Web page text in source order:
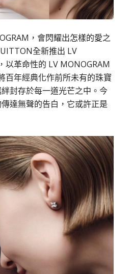
，會閃耀出怎樣的愛之
全新推出 LV
以革命性的 LV MONOGRAM
百年經典化作前所未有的珠寶
封存於每一道光芒之中。今
達無聲的告白，它或許正是